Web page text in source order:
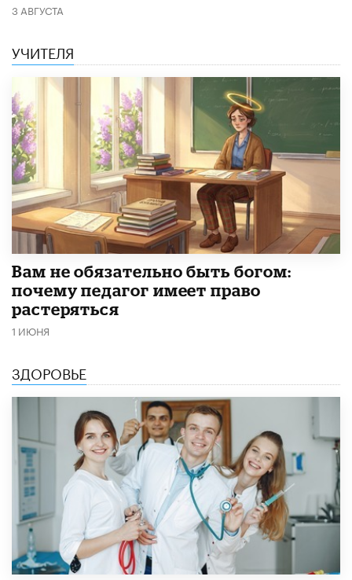
3 АВГУСТА
УЧИТЕЛЯ
​Вам не обязательно быть богом:
почему педагог имеет право
растеряться
1 ИЮНЯ
ЗДОРОВЬЕ